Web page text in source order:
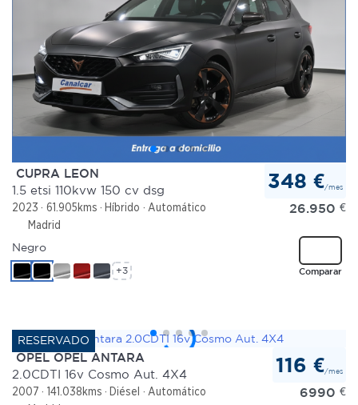
CUPRA LEON
1.5 etsi 110kvw 150 cv dsg
2023 61.905kms Híbrido
Automático
Madrid
348 €/mes
26.950 €
Comparar
Negro
+3
OPEL OPEL ANTARA
2.0CDTI 16v Cosmo Aut. 4X4
2007 141.038kms Diésel
Automático
116 €/mes
6990 €